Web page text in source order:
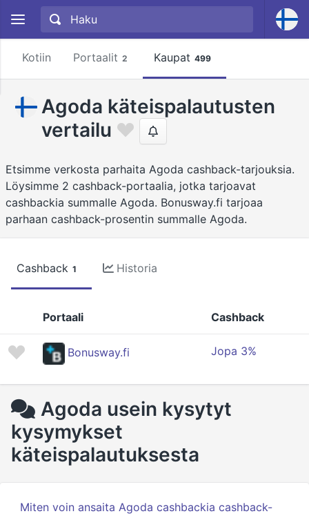
Kotiin Portaalit 2 Kaupat 499
Agoda käteispalautusten
vertailu
Etsimme verkosta parhaita Agoda cashback-tarjouksia.
Löysimme 2 cashback-portaalia, jotka tarjoavat
cashbackia summalle Agoda. Bonusway.fi tarjoaa
parhaan cashback-prosentin summalle Agoda.
Cashback 1 Historia
Portaali Cashback
Bonusway.fi Jopa 3%
Agoda usein kysytyt
kysymykset
käteispalautuksesta
Miten voin ansaita Agoda cashbackia cashback-